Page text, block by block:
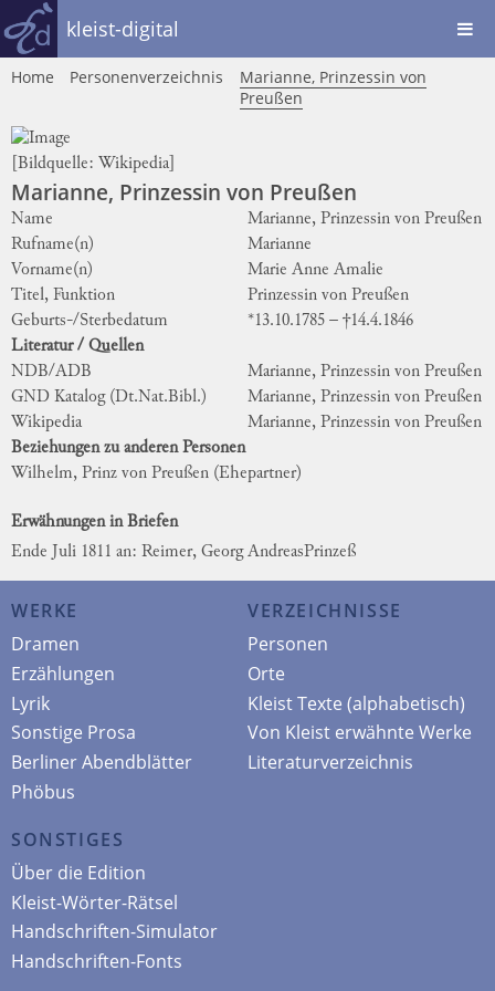
kleist-digital
Home Personenverzeichnis
Marianne, Prinzessin von
Preußen
[Bildquelle: Wikipedia
Marianne, Prinzessin von Preußen
Name
Marianne, Prinzessin von Preußen
Rufname(n)
Marianne
Vorname(n)
Marie Anne Amalie
Titel, Funktion
Prinzessin von Preußen
Geburts-/Sterbedatum
*13.10.1785 – †14.4.1846
Literatur / Quellen
NDB/ADB
Marianne, Prinzessin von Preußen
GND Katalog (Dt.Nat.Bibl.)
Marianne, Prinzessin von Preußen
Wikipedia
Marianne, Prinzessin von Preußen
Beziehungen zu anderen Personen
Wilhelm, Prinz von Preußen (Ehepartner)
Erwähnungen in Briefen
Ende Juli 1811 an: Reimer, Georg AndreasPrinzeß
WERKE
Dramen
Erzählungen
Lyrik
Sonstige Prosa
Berliner Abendblätter
Phöbus
VERZEICHNISSE
Personen
Orte
Kleist Texte (alphabetisch)
Von Kleist erwähnte Werke
Literaturverzeichnis
SONSTIGES
Über die Edition
Kleist-Wörter-Rätsel
Handschriften-Simulator
Handschriften-Fonts